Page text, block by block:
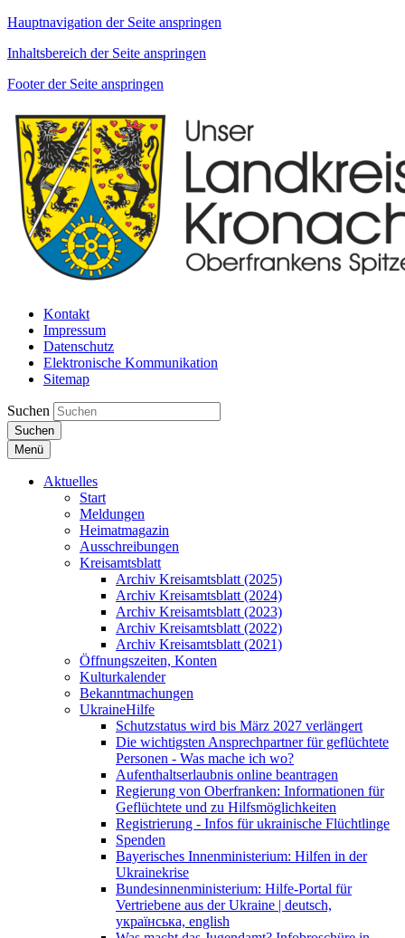
Hauptnavigation der Seite anspringen
Inhaltsbereich der Seite anspringen
Footer der Seite anspringen
Kontakt
Impressum
Datenschutz
Elektronische Kommunikation
Sitemap
Suchen
Suchen
Menü
Aktuelles
Start
Meldungen
Heimatmagazin
Ausschreibungen
Kreisamtsblatt
Archiv Kreisamtsblatt (2025)
Archiv Kreisamtsblatt (2024)
Archiv Kreisamtsblatt (2023)
Archiv Kreisamtsblatt (2022)
Archiv Kreisamtsblatt (2021)
Öffnungszeiten, Konten
Kulturkalender
Bekanntmachungen
UkraineHilfe
Schutzstatus wird bis März 2027 verlängert
Die wichtigsten Ansprechpartner für geflüchtete
Personen - Was mache ich wo?
Aufenthaltserlaubnis online beantragen
Regierung von Oberfranken: Informationen für
Geflüchtete und zu Hilfsmöglichkeiten
Registrierung - Infos für ukrainische Flüchtlinge
Spenden
Bayerisches Innenministerium: Hilfen in der
Ukrainekrise
Bundesinnenministerium: Hilfe-Portal für
Vertriebene aus der Ukraine | deutsch,
українська, english